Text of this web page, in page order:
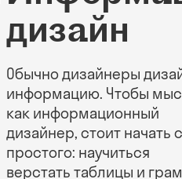
дизайн
Обычно дизайнеры
информацию. Чтобы
как информационный
дизайнер, стоит начать с
простого: научиться
верстать таблицы и